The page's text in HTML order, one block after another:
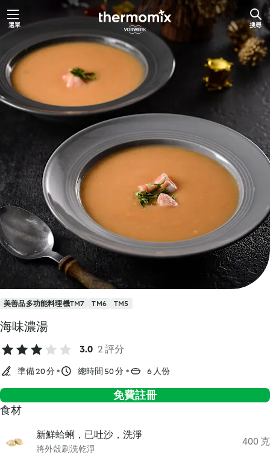
跳
至
要
內
容
選單 搜尋
美善品多功能料理機TM7 TM6 TM5
海味濃湯
3.0 2 評分
準備 20 分 總時間 50 分 6 人份
免費註冊
食材
新鮮蛤蜊，已吐沙，洗淨
將外殼刷洗乾淨
400 克